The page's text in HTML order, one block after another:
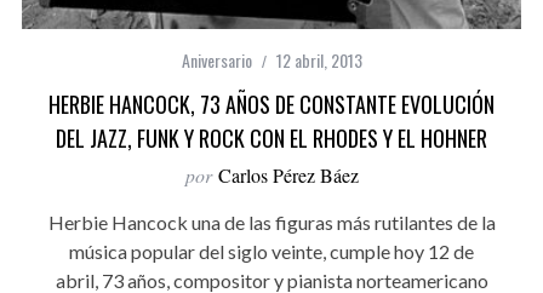
Aniversario 12 abril, 2013
HERBIE HANCOCK, 73 AÑOS DE CONSTANTE EVOLUCIÓN
DEL JAZZ, FUNK Y ROCK CON EL RHODES Y EL HOHNER
por Carlos Pérez Báez
Herbie Hancock una de las figuras más rutilantes de la
música popular del siglo veinte, cumple hoy 12 de
abril, 73 años, compositor y pianista norteamericano